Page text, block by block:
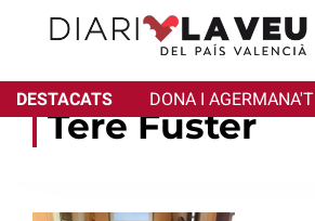
DESTACATS DONA I AGERMANA'T
Tere Fuster